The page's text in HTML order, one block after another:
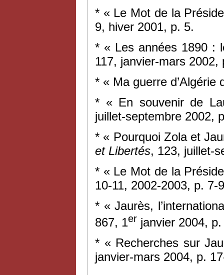
* « Le Mot de la
9, hiver 2001, p. 5.
* « Les années 1890 :
117, janvier-mars 2002,
* « Ma guerre
* « En souvenir de
juillet-septembre 2002,
* « Pourquoi Zola et
et Libertés, 123, juillet-
* « Le Mot de la
10-11, 2002-2003, p. 7-
* « Jaurès,
867, 1er janvier 2004,
* « Recherches sur
janvier-mars 2004, p.